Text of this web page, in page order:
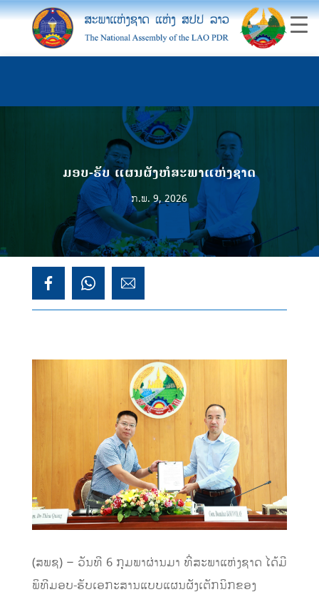
ມອບ-ຮັບ ແຜນຜັງຫໍສະພາແຫ່ງຊາດ
ກ.ພ. 9, 2026
(ສພຊ) – ວັນທີ 6 ກຸມພາຜ່ານມາ ທີ່ສະພາແຫ່ງຊາດ ໄດ້ມີ
ພິທີມອບ-ຮັບເອກະສານແບບແຜນຜັງເຕັກນິກຂອງ